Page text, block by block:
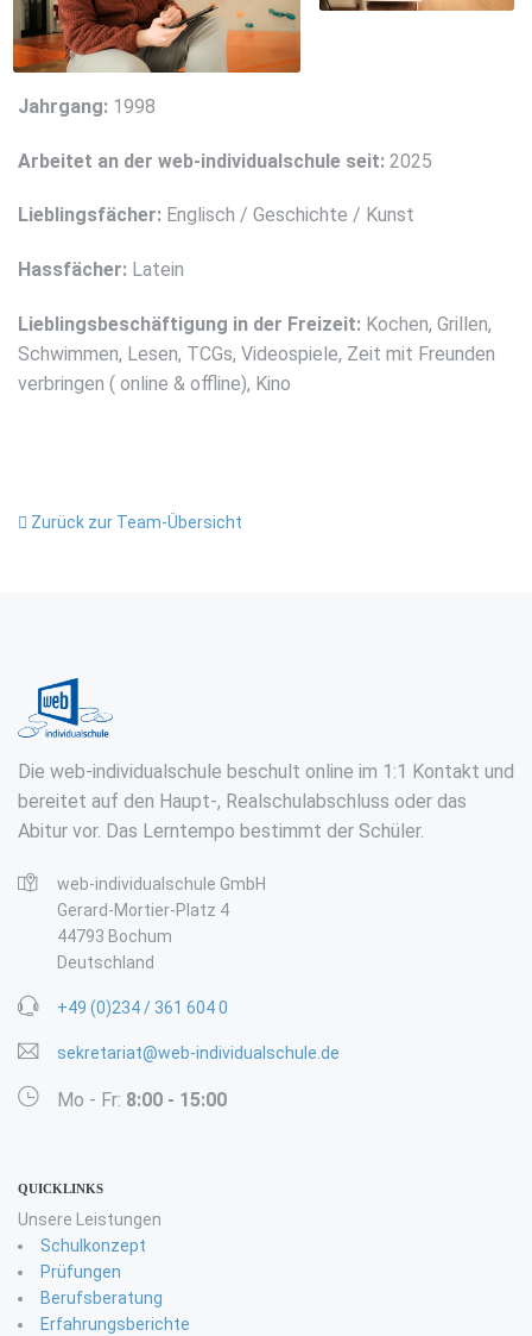
Jahrgang: 1998
Arbeitet an der web-individualschule seit: 2025
Lieblingsfächer: Englisch / Geschichte / Kunst
Hassfächer: Latein
Lieblingsbeschäftigung in der Freizeit: Kochen, Grillen,
Schwimmen, Lesen, TCGs, Videospiele, Zeit mit Freunden
verbringen ( online & offline), Kino
Zurück zur Team-Übersicht
Die web-individualschule beschult online im 1:1 Kontakt und
bereitet auf den Haupt-, Realschulabschluss oder das
Abitur vor. Das Lerntempo bestimmt der Schüler.
web-individualschule GmbH
Gerard-Mortier-Platz 4
44793 Bochum
Deutschland
+49 (0)234 / 361 604 0
sekretariat@web-individualschule.de
Mo - Fr: 8:00 - 15:00
QUICKLINKS
Unsere Leistungen
Schulkonzept
Prüfungen
Berufsberatung
Erfahrungsberichte